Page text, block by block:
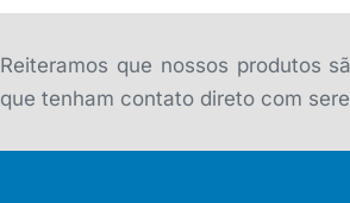
Reiteramos que nossos produtos
que tenham contato direto com